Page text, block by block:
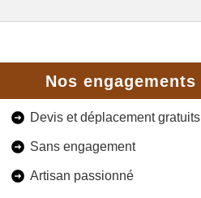
Nos engagements
Devis et déplacement gratuits
Sans engagement
Artisan passionné